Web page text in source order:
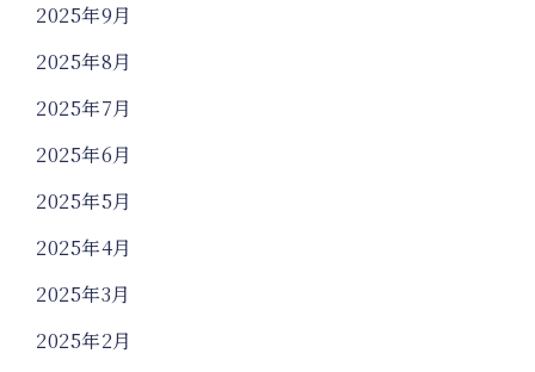
2025年9月
2025年8月
2025年7月
2025年6月
2025年5月
2025年4月
2025年3月
2025年2月